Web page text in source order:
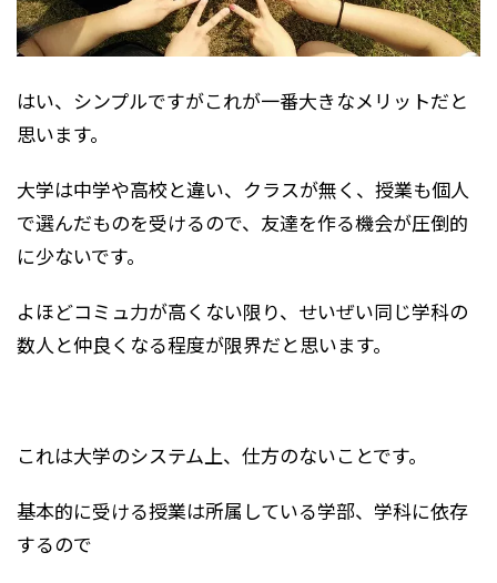
はい、シンプルですがこれが一番大きなメリットだと
思います。
大学は中学や高校と違い、クラスが無く、授業も個人
で選んだものを受けるので、友達を作る機会が圧倒的
に少ないです。
よほどコミュ力が高くない限り、せいぜい同じ学科の
数人と仲良くなる程度が限界だと思います。
これは大学のシステム上、仕方のないことです。
基本的に受ける授業は所属している学部、学科に依存
するので